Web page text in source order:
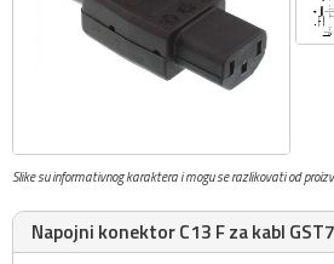
Slike su informativnog karaktera i mogu se razlikovati od
Napojni konektor C13 F za kabl